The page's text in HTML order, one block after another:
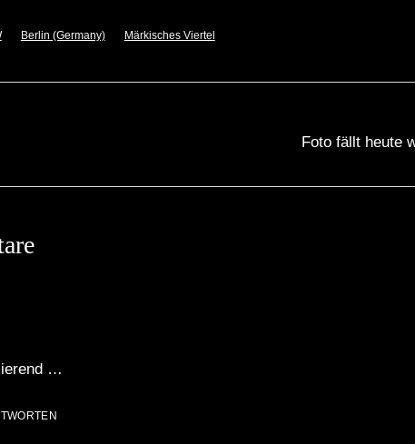
Berlin (Germany) Märkisches Viertel
Foto fällt heute
…